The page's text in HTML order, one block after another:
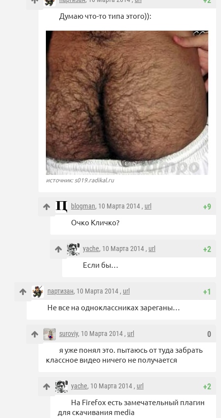
Думаю что-то типа этого)):
источник: s019.radikal.ru
+9
blogman, 10 Марта 2014 , url
Очко Кличко?
+2
yache, 10 Марта 2014 , url
Если бы…
+1
партизан, 10 Марта 2014 , url
Не все на одноклассниках зареганы…
0
suroviy, 10 Марта 2014 , url
я уже понял это. пытаюсь от туда забрать
классное видео ничего не получается
+2
yache, 10 Марта 2014 , url
На Firefox есть замечательный плагин
для скачивания media